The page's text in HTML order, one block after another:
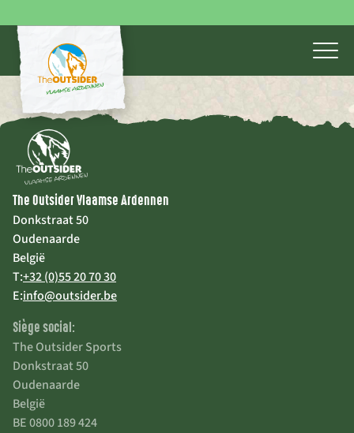
The Outsider Vlaamse Ardennen
Donkstraat 50
Oudenaarde
België
T:+32 (0)55 20 70 30
E:info@outsider.be
Siège social:
The Outsider Sports
Donkstraat 50
Oudenaarde
België
BE 0800 189 424